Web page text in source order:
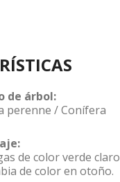
de árbol:
perenne / Conífera
de color verde
de color en otoño.